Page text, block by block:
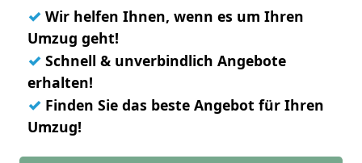
✓ Wir helfen Ihnen, wenn es um Ihren
Umzug geht!
✓ Schnell & unverbindlich Angebote
erhalten!
✓ Finden Sie das beste Angebot für Ihren
Umzug!